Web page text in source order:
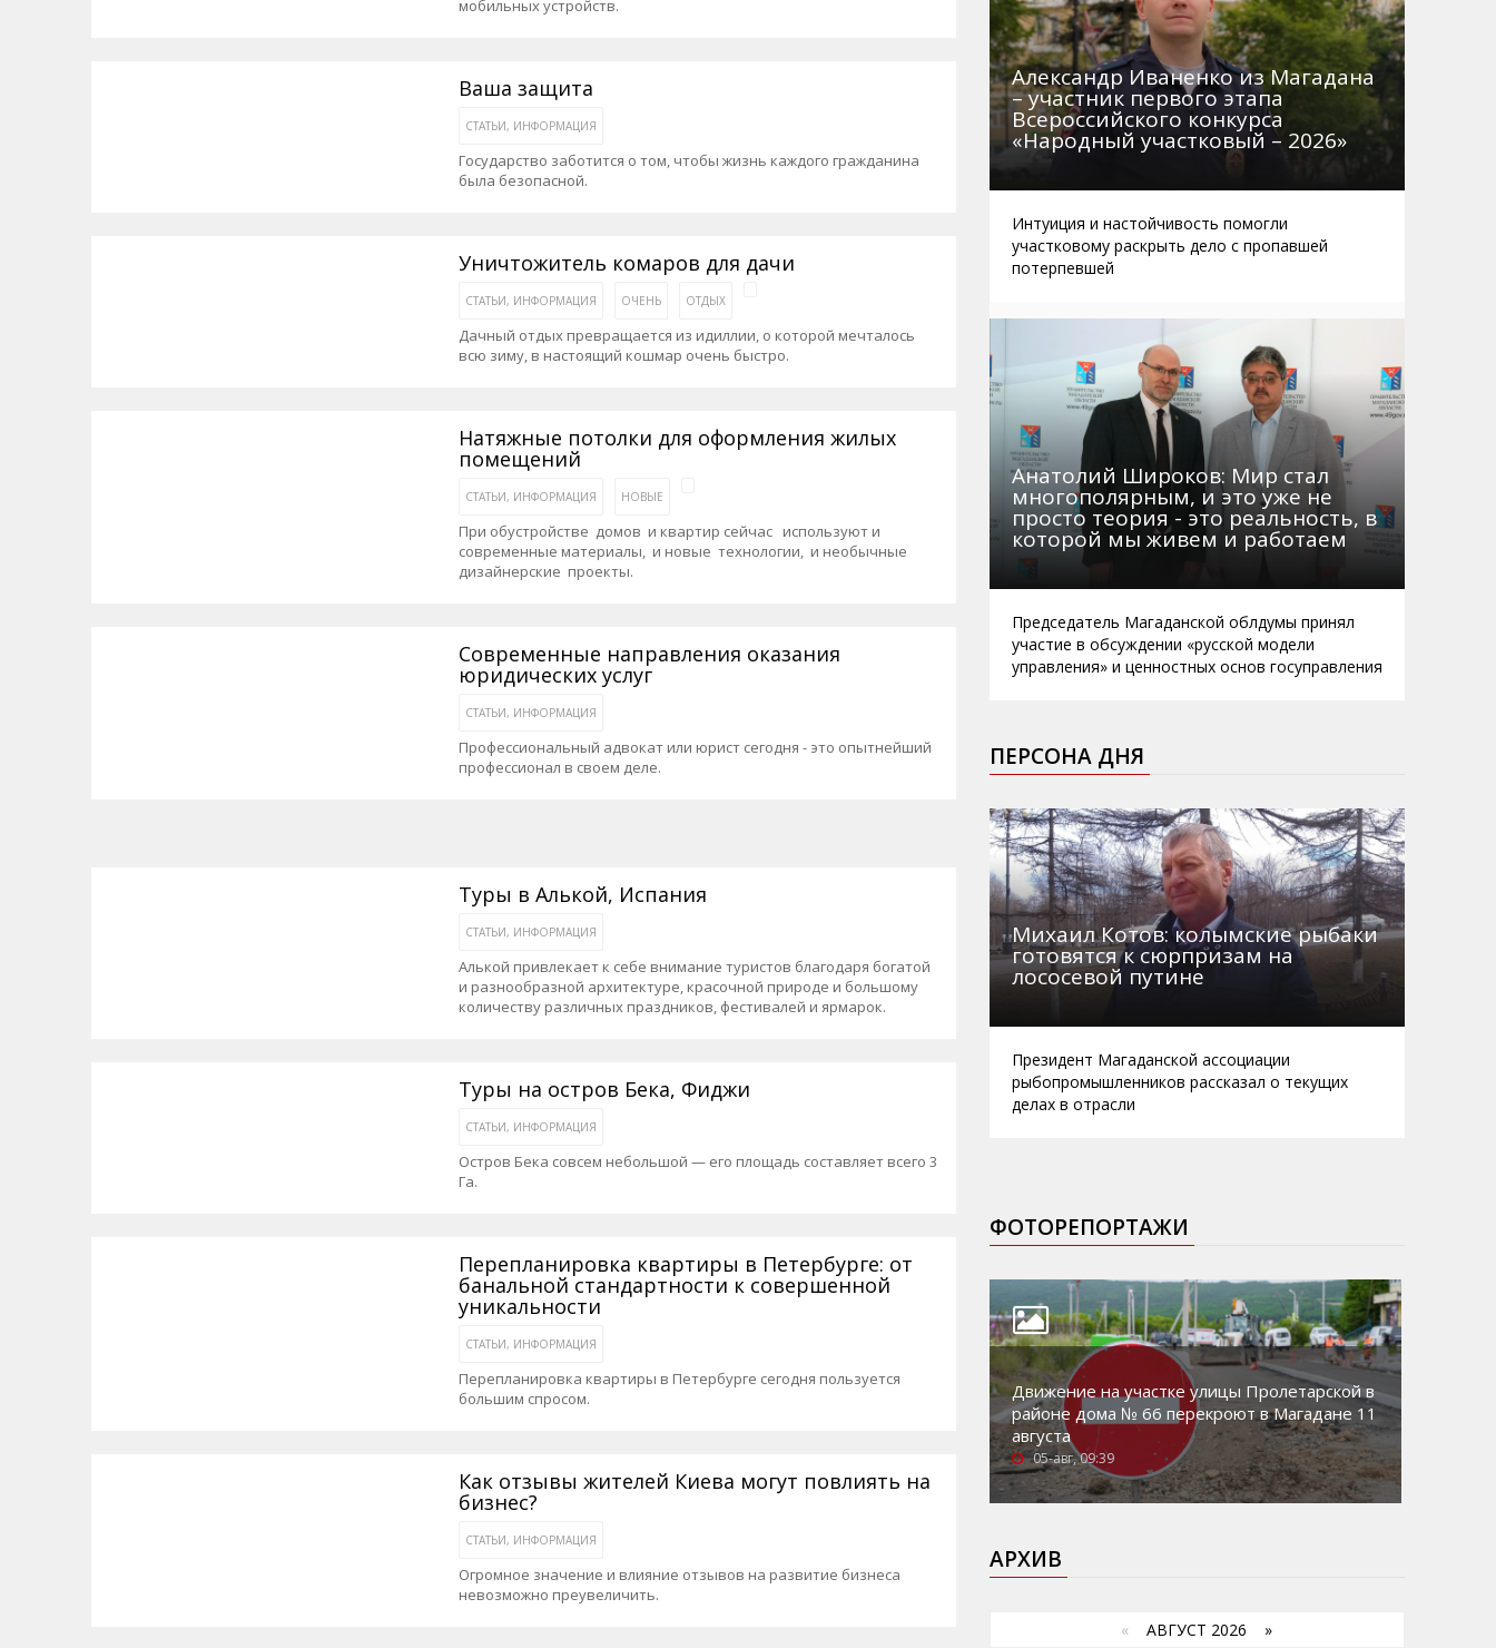
мобильных устройств.
Ваша защита
СТАТЬИ, ИНФОРМАЦИЯ
Государство заботится о том, чтобы жизнь каждого гражданина
была безопасной.
Уничтожитель комаров для дачи
СТАТЬИ, ИНФОРМАЦИЯ ОЧЕНЬ ОТДЫХ
Дачный отдых превращается из идиллии, о которой мечталось
всю зиму, в настоящий кошмар очень быстро.
Натяжные потолки для оформления жилых
помещений
СТАТЬИ, ИНФОРМАЦИЯ НОВЫЕ
При обустройстве домов и квартир сейчас используют и
современные материалы, и новые технологии, и необычные
дизайнерские проекты.
Современные направления оказания
юридических услуг
СТАТЬИ, ИНФОРМАЦИЯ
Профессиональный адвокат или юрист сегодня - это опытнейший
профессионал в своем деле.
Туры в Алькой, Испания
СТАТЬИ, ИНФОРМАЦИЯ
Алькой привлекает к себе внимание туристов благодаря богатой
и разнообразной архитектуре, красочной природе и большому
количеству различных праздников, фестивалей и ярмарок.
Туры на остров Бека, Фиджи
СТАТЬИ, ИНФОРМАЦИЯ
Остров Бека совсем небольшой — его площадь составляет всего 3
Га.
Перепланировка квартиры в Петербурге: от
банальной стандартности к совершенной
уникальности
СТАТЬИ, ИНФОРМАЦИЯ
Перепланировка квартиры в Петербурге сегодня пользуется
большим спросом.
Как отзывы жителей Киева могут повлиять на
бизнес?
СТАТЬИ, ИНФОРМАЦИЯ
Огромное значение и влияние отзывов на развитие бизнеса
невозможно преувеличить.
Александр Иваненко из Магадана
– участник первого этапа
Всероссийского конкурса
«Народный участковый – 2026»
Интуиция и настойчивость помогли
участковому раскрыть дело с пропавшей
потерпевшей
Анатолий Широков: Мир стал
многополярным, и это уже не
просто теория - это реальность, в
которой мы живем и работаем
Председатель Магаданской облдумы принял
участие в обсуждении «русской модели
управления» и ценностных основ госуправления
ПЕРСОНА ДНЯ
Михаил Котов: колымские рыбаки
готовятся к сюрпризам на
лососевой путине
Президент Магаданской ассоциации
рыбопромышленников рассказал о текущих
делах в отрасли
ФОТОРЕПОРТАЖИ
Движение на участке улицы Пролетарской в
районе дома № 66 перекроют в Магадане 11
августа
05-авг, 09:39
АРХИВ
« АВГУСТ 2026 »